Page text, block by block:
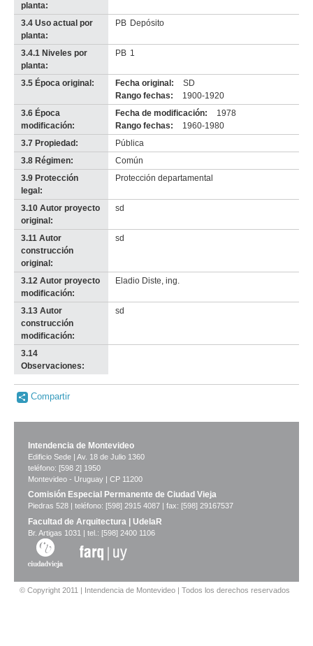
planta:
3.4 Uso actual por
planta:
PB Depósito
3.4.1 Niveles por
planta:
PB 1
3.5 Época original: Fecha original:
SD
Rango fechas:
1900-1920
3.6 Época
modificación:
Fecha de modificación:
1978
Rango fechas:
1960-1980
3.7 Propiedad:
Pública
3.8 Régimen:
Común
3.9 Protección
legal:
Protección departamental
3.10 Autor proyecto
original:
sd
3.11 Autor
construcción
original:
sd
3.12 Autor proyecto
modificación:
Eladio Diste, ing.
3.13 Autor
construcción
modificación:
sd
3.14
Observaciones:
Compartir
Intendencia de Montevideo
Edificio Sede | Av. 18 de Julio 1360
teléfono: [598 2] 1950
Montevideo - Uruguay | CP 11200
Comisión Especial Permanente de Ciudad Vieja
Piedras 528 | teléfono: [598] 2915 4087 | fax: [598] 29167537
Facultad de Arquitectura | UdelaR
Br. Artigas 1031 | tel.: [598] 2400 1106
© Copyright 2011 | Intendencia de Montevideo | Todos los derechos reservados